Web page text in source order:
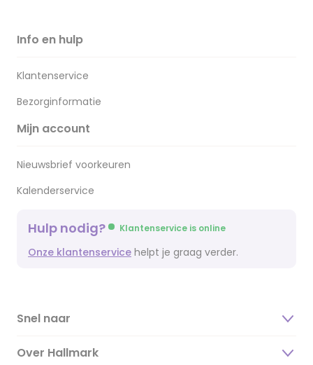
Info en hulp
Klantenservice
Bezorginformatie
Mijn account
Nieuwsbrief voorkeuren
Kalenderservice
Hulp nodig? Klantenservice is online
Onze klantenservice helpt je graag verder.
Snel naar
Over Hallmark